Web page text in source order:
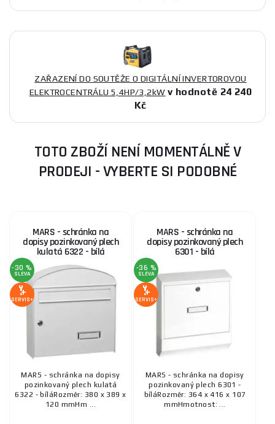
ZAŘAZENÍ DO SOUTĚŽE O DIGITÁLNÍ INVERTOROVOU
ELEKTROCENTRÁLU 5,4HP/3,2kW v hodnotě 24 240
Kč
TOTO ZBOŽÍ NENÍ MOMENTÁLNĚ V
PRODEJI - VYBERTE SI PODOBNÉ
MARS - schránka na
dopisy pozinkovaný plech
kulatá 6322 - bílá
-30 %
SLEVA
SERVIS+
MARS - schránka na dopisy
pozinkovaný plech kulatá
6322 - bíláRozměr: 380 x 389 x
120 mmHm ...
MARS - schránka na
dopisy pozinkovaný plech
6301 - bílá
-36 %
SLEVA
SERVIS+
MARS - schránka na dopisy
pozinkovaný plech 6301 -
bíláRozměr: 364 x 416 x 107
mmHmotnost: ...